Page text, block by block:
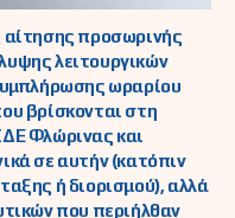
αίτησης προσωρινής
λειτουργικών
ωραρίου
βρίσκονται στη
Φλώρινας και
σε αυτήν (κατόπιν
ή διορισμού), αλλά
που περιήλθαν